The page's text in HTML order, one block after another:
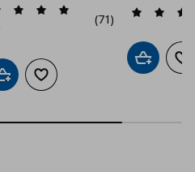
(71)
Προσθήκη στο καλάθι
Προσθήκη στα αγαπημένα
Προσθήκη